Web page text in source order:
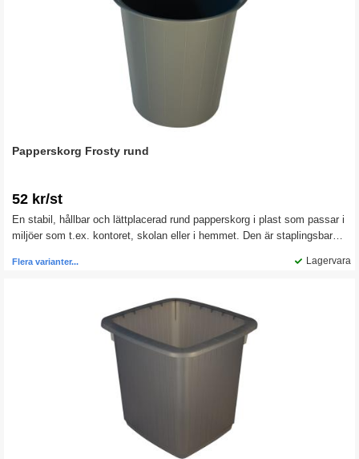
Papperskorg Frosty rund
52 kr/st
En stabil, hållbar och lättplacerad rund papperskorg i plast som passar i
miljöer som t.ex. kontoret, skolan eller i hemmet. Den är staplingsbar
Lagervara
Flera varianter...